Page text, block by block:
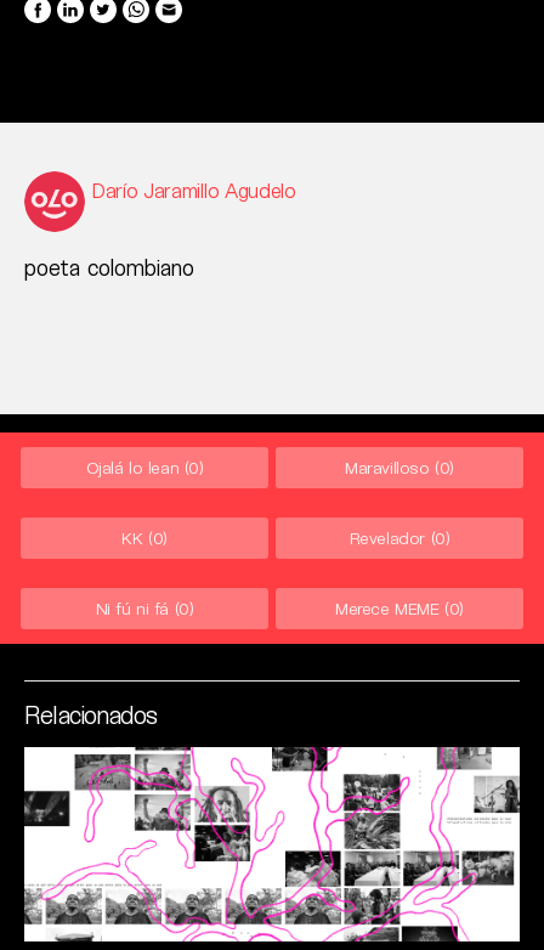
Darío Jaramillo Agudelo
poeta colombiano
Ojalá lo lean (0) Maravilloso (0)
KK (0) Revelador (0)
Ni fú ni fá (0) Merece MEME (0)
Relacionados